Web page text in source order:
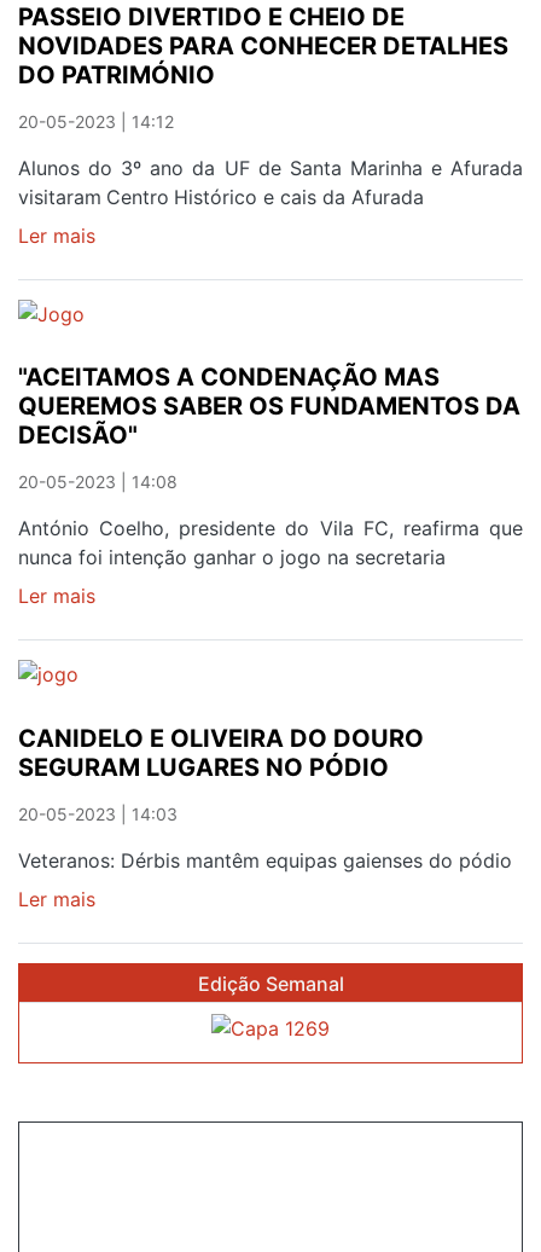
PASSEIO DIVERTIDO E CHEIO DE
NOVIDADES PARA CONHECER DETALHES
DO PATRIMÓNIO
20-05-2023 | 14:12
Alunos do 3º ano da UF de Santa Marinha e Afurada
visitaram Centro Histórico e cais da Afurada
Ler mais
DE
NOVIDADES
PARA
CONHECER
DETALHES
DO
PATRIMÓNIO
"ACEITAMOS A CONDENAÇÃO MAS
QUEREMOS SABER OS FUNDAMENTOS DA
DECISÃO"
20-05-2023 | 14:08
António Coelho, presidente do Vila FC, reafirma que
nunca foi intenção ganhar o jogo na secretaria
Ler mais
QUEREMOS
SABER
FUNDAMENTOS
DA
CANIDELO E OLIVEIRA DO DOURO
SEGURAM LUGARES NO PÓDIO
20-05-2023 | 14:03
Veteranos: Dérbis mantêm equipas gaienses do pódio
Ler mais
NO
Edição Semanal